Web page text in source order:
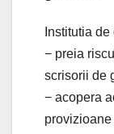
Institutia de
− preia
scrisorii de
− acopera